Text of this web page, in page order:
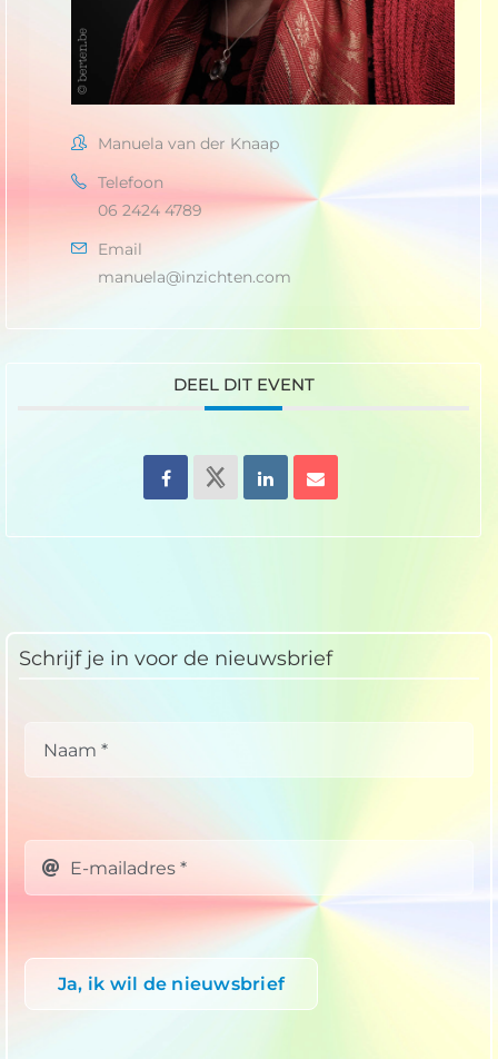
Manuela van der Knaap
Telefoon
06 2424 4789
Email
manuela@inzichten.com
DEEL DIT EVENT
Schrijf je in voor de nieuwsbrief
Ja, ik wil de nieuwsbrief